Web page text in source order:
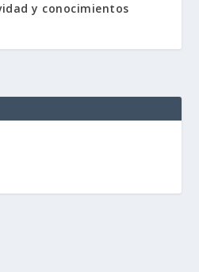
y conocimientos